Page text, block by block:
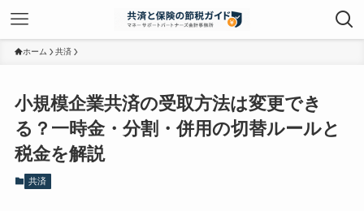
ホーム 共済
小規模企業共済の受取方法は変更でき
る？一時金・分割・併用の切替ルールと
税金を解説
共済